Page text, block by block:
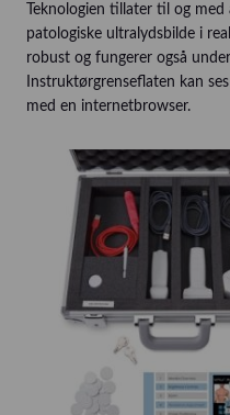
Teknologien tillater til og
patologiske ultralydsbilde i
robust og fungerer også
Instruktørgrenseflaten kan
med en internetbrowser.